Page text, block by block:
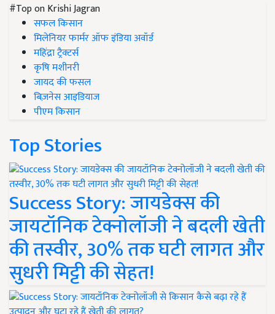
#Top on Krishi Jagran
सफल किसान
मिलेनियर फार्मर ऑफ इंडिया अवॉर्ड
महिंद्रा ट्रैक्टर्स
कृषि मशीनरी
जायद की फसल
बिज़नेस आइडियाज
पीएम किसान
Top Stories
Success Story: जायडेक्स की
जायटॉनिक टेक्नोलॉजी ने बदली खेती
की तस्वीर, 30% तक घटी लागत और
सुधरी मिट्टी की सेहत!